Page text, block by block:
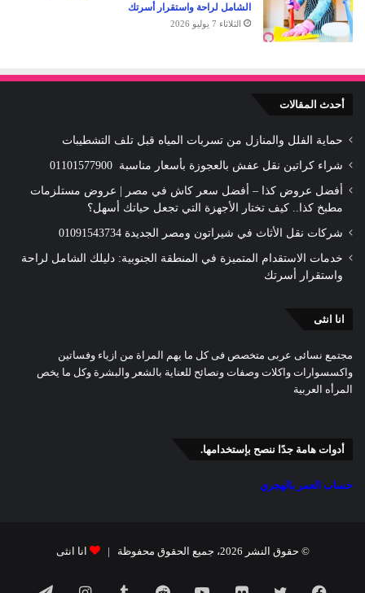
الشامل لراحة واستقرار أسرتك
الثلاثاء 7 يوليو 2026
أحدث المقالات
حماية الفلل والمنازل من تسربات المياه قبل تلف التشطيبات
شراء كراتين نقل عفش بالعجوزة بأسعار مناسبة 01101577900
أفضل عروض كذا – أفضل سعر كاش في مصر | عروض مستلزمات
مطبخ كذا.. كيف تختار الأجهزة التي تجعل حياتك أسهل؟
شركات نقل الأثاث في شيراتون ومصر الجديدة 01091543734
خدمات الاستقدام المتميزة في المنطقة الجنوبية: دليلك الشامل لراحة
واستقرار أسرتك
انا انثى
مجتمع نسائى عربى متخصص فى كل ما يهم المراة من ازياء وفساتين
واكسسوارات واكلات وصفات ونصائح للعناية بالشعر والبشرة وكل ما يخص
المرأه العربية
أدوات هامة جدًا ننصح بإستخدامها.
حساب العمر بالهجري
© حقوق النشر 2026، جميع الحقوق محفوظة | انا انثى